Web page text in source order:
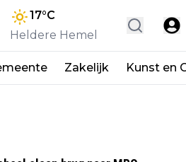
17°C
Heldere Hemel
Zakelijk Kunst en